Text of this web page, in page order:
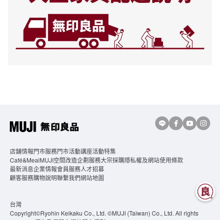
台灣
Copyright©Ryohin Keikaku Co., Ltd. ©MUJI (Taiwan) Co., Ltd. All rights
店舖情報門市服務門市活動講座活動特集
Café&MealMUJI空間改造企劃服務大宗採購隱私權及網站使用條款
最新消息企業情報會員服務人才招募
顧客服務購物說明聯繫我們網站地圖